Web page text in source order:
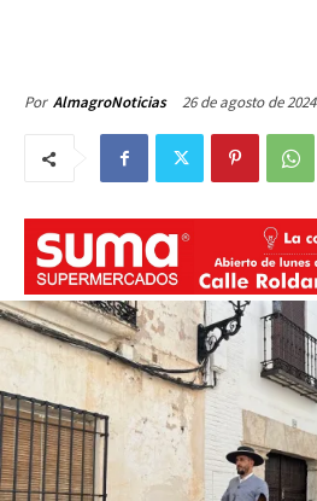
Por AlmagroNoticias 26 de agosto de 2024